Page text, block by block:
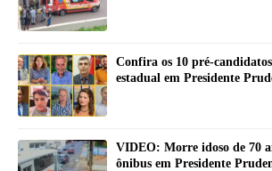
Confira os 10 pré-
estadual em Presidente
VIDEO: Morre idoso de 70
ônibus em Presidente